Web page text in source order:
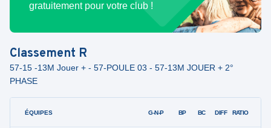
gratuitement pour votre club !
Classement R
57-15 -13M Jouer + - 57-POULE 03 - 57-13M JOUER + 2°
PHASE
ÉQUIPES G-N-P BP BC DIFF RATIO